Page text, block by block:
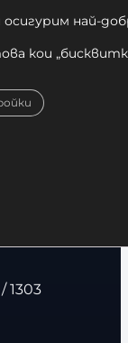
1303
осигурим най-
кои